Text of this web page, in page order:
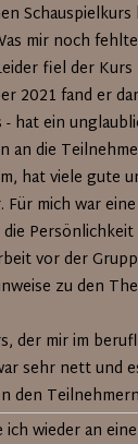
Schauspielkurs
mir noch
fiel der
2021 fand er
hat ein
an die
hat viele gute
mich war
vor der
zu den
der mir im
sehr nett und
den
wieder an